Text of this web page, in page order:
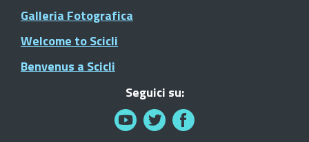
Galleria Fotografica
Welcome to Scicli
Benvenus a Scicli
Seguici su: